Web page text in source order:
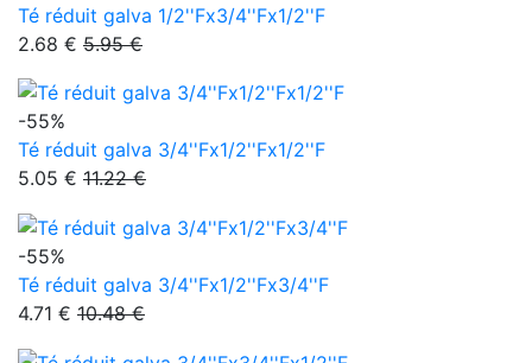
Té réduit galva 1/2''Fx3/4''Fx1/2''F
2.68 € 5.95 €
-55%
Té réduit galva 3/4''Fx1/2''Fx1/2''F
5.05 € 11.22 €
-55%
Té réduit galva 3/4''Fx1/2''Fx3/4''F
4.71 € 10.48 €